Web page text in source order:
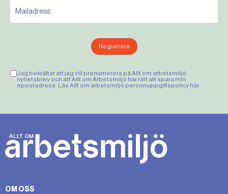
Registrera
Jag bekräftar att jag vill prenumerera på Allt om arbetsmiljö
nyhetsbrev och att Allt om Arbetsmiljö har rätt att spara min
epostadress. Läs Allt om arbetsmiljö personuppgiftspolicy här.
OM OSS